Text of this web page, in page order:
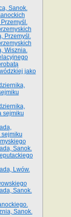
Sanok.
Przemyśl.
Wisznia.
jako
sejmiku
sejmiku
Sanok.
Lwów.
Sanok.
Sanok.